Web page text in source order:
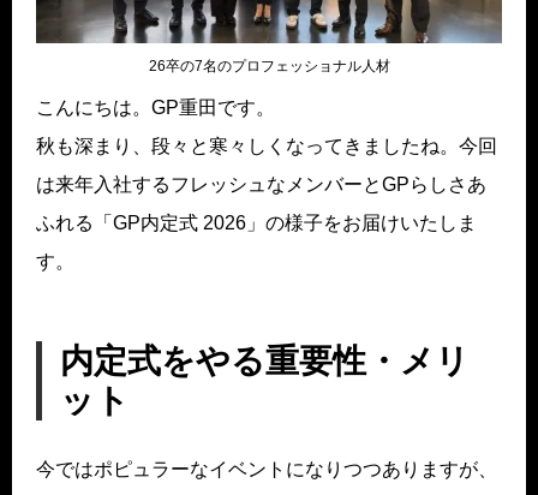
26卒の7名のプロフェッショナル人材
こんにちは。GP重田です。
秋も深まり、段々と寒々しくなってきましたね。今回
は来年入社するフレッシュなメンバーとGPらしさあ
ふれる「GP内定式 2026」の様子をお届けいたしま
す。
内定式をやる重要性・メリ
ット
今ではポピュラーなイベントになりつつありますが、